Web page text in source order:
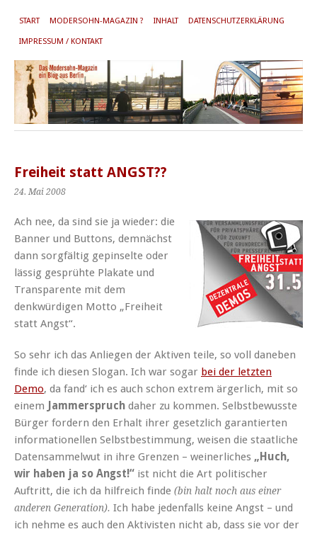
START MODERSOHN-MAGAZIN ? INHALT DATENSCHUTZERKLÄRUNG
IMPRESSUM / KONTAKT
Freiheit statt ANGST??
24. Mai 2008
Ach nee, da sind sie ja wieder: die
Banner und Buttons, demnächst
dann sorgfältig gepinselte oder
lässig gesprühte Plakate und
Transparente mit dem
denkwürdigen Motto „Freiheit
statt Angst“.
So sehr ich das Anliegen der Aktiven teile, so voll daneben
finde ich diesen Slogan. Ich war sogar bei der letzten
Demo, da fand‘ ich es auch schon extrem ärgerlich, mit so
einem
Jammerspruch daher zu kommen. Selbstbewusste
Bürger fordern den Erhalt ihrer gesetzlich garantierten
informationellen Selbstbestimmung, weisen die staatliche
Datensammelwut in ihre Grenzen – weinerliches „Huch,
wir haben ja so Angst!“ ist nicht die Art politischer
Auftritt, die ich da hilfreich finde (bin halt noch aus einer
anderen Generation). Ich habe jedenfalls keine Angst – und
ich nehme es auch den Aktivisten nicht ab, dass sie vor der